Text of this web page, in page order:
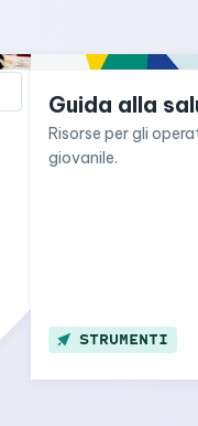
Guida alla
Risorse per gli
giovanile.
STRUMENTI